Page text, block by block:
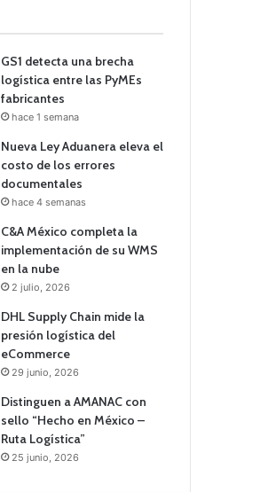
GS1 detecta una brecha
logística entre las PyMEs
fabricantes
hace 1 semana
Nueva Ley Aduanera eleva el
costo de los errores
documentales
hace 4 semanas
C&A México completa la
implementación de su WMS
en la nube
2 julio, 2026
DHL Supply Chain mide la
presión logística del
eCommerce
29 junio, 2026
Distinguen a AMANAC con
sello “Hecho en México –
Ruta Logística”
25 junio, 2026